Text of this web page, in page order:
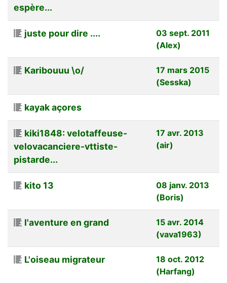
espère...
juste pour dire ....
03 sept. 2011
(Alex)
Karibouuu \o/
17 mars 2015
(Sesska)
kayak açores
kiki1848: velotaffeuse-
velovacanciere-vttiste-
pistarde...
17 avr. 2013
(air)
kito 13
08 janv. 2013
(Boris)
l'aventure en grand
15 avr. 2014
(vava1963)
L'oiseau migrateur
18 oct. 2012
(Harfang)